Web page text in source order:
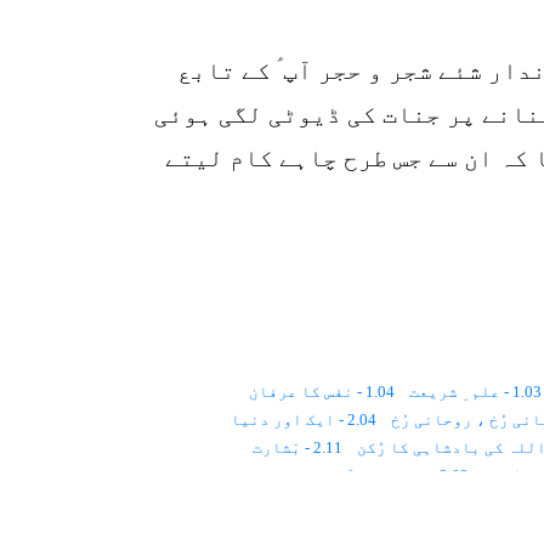
شئے شجر و حجر آپ ؑ کے تابع
پر جنات کی ڈیوٹی لگی ہوئی
کہ ان سے جس طرح چاہے کام لیتے
1.03 - علم ِ شریعت
1.04 - نفس کا عرفان
2.04 - ایک اور دنیا
2.11 - بَشارت
3.02 - مذاہبِ عالَم اور تصوّف